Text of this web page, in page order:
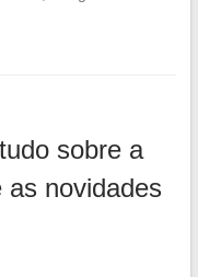
sobre a
as novidades